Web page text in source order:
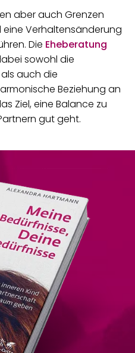
aber auch Grenzen
eine Verhaltensänderung
Die Eheberatung
sowohl die
auch die
Beziehung an
Ziel, eine Balance zu
gut geht.